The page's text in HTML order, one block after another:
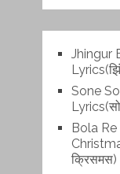
Jhingur
Sone
Bola
क्रिसमस)